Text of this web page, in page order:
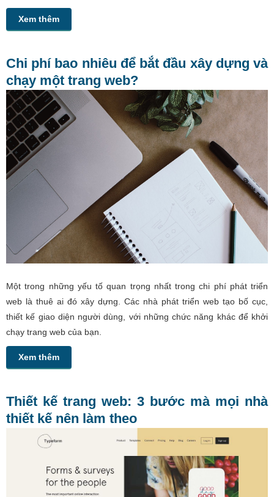
Xem thêm
Chi phí bao nhiêu để bắt đầu xây dựng và
chạy một trang web?
Một trong những yếu tố quan trọng nhất trong chi phí phát triển
web là thuê ai đó xây dựng. Các nhà phát triển web tạo bố cục,
thiết kế giao diện người dùng, với những chức năng khác để khởi
chạy trang web của bạn.
Xem thêm
Thiết kế trang web: 3 bước mà mọi nhà
thiết kế nên làm theo